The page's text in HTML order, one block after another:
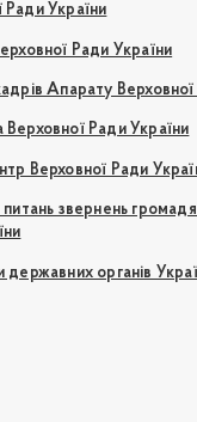
Ради України
Ради України
Апарату
Ради України
Верховної Ради
питань звернень
державних органів